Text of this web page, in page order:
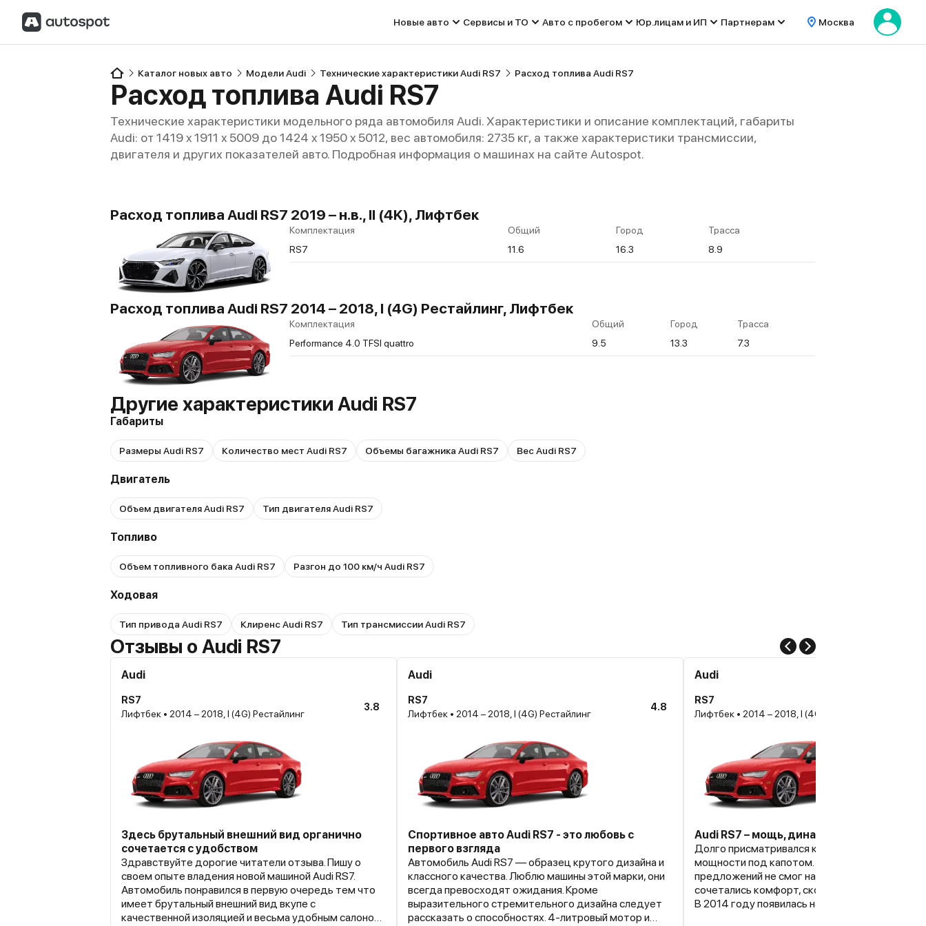
Новые авто Сервисы и ТО Авто с пробегом Юр.лицам и ИП Партнерам Москва
Каталог новых авто Модели Audi Технические характеристики Audi RS7 Расход топлива Audi RS7
Расход топлива Audi RS7
Технические характеристики модельного ряда автомобиля Audi. Характеристики и описание комплектаций, габариты
Audi: от 1419 x 1911 x 5009 до 1424 x 1950 x 5012, вес автомобиля: 2735 кг, а также характеристики трансмиссии,
двигателя и других показателей авто. Подробная информация о машинах на сайте Autospot.
Расход топлива Audi RS7 2019 – н.в., II (4K), Лифтбек
Комплектация Общий Город
Трасса
RS7
11.6 16.3 8.9
Расход топлива Audi RS7 2014 – 2018, I (4G) Рестайлинг, Лифтбек
Комплектация Общий Город
Трасса
Performance 4.0 TFSI quattro
9.5 13.3 7.3
Другие характеристики Audi RS7
Габариты
Размеры Audi RS7 Количество мест Audi RS7 Объемы багажника Audi RS7 Вес Audi RS7
Двигатель
Объем двигателя Audi RS7 Тип двигателя Audi RS7
Топливо
Объем топливного бака Audi RS7 Разгон до 100 км/ч Audi RS7
Ходовая
Тип привода Audi RS7 Клиренс Audi RS7 Тип трансмиссии Audi RS7
Отзывы о Audi RS7
Audi
RS7
Лифтбек • 2014 – 2018, I (4G) Рестайлинг
3.8
Здесь брутальный внешний вид органично
сочетается с удобством
Здравствуйте дорогие читатели отзыва. Пишу о
своем опыте владения новой машиной Audi RS7.
Автомобиль понравился в первую очередь тем что
имеет брутальный внешний вид вкупе с
качественной изоляцией и весьма удобным салоном.
Audi
RS7
Лифтбек • 2014 – 2018, I (4G) Рестайлинг
4.8
Спортивное авто Audi RS7 - это любовь с
первого взгляда
Автомобиль Audi RS7 — образец крутого дизайна и
классного качества. Люблю машины этой марки, они
всегда превосходят ожидания. Кроме
выразительного стремительного дизайна следует
рассказать о способностях. 4-литровый мотор и
Audi
RS7
Лифтбек • 2014 – 2018, I (4G) Рестайлинг
Audi RS7 – мощь, динамика и отменный
Долго присматривался к машине, у которой
мощности под капотом. Но несмотря на
предложений не смог найти автомобиль, в
сочетались комфорт, скорость, безопасность
В 2014 году появилась надежда, что я все-